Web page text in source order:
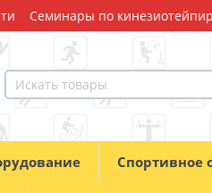
Семинары по
Спортивное